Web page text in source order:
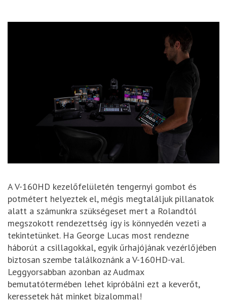
A V-160HD kezelőfelületén tengernyi gombot és
potmétert helyeztek el, mégis megtaláljuk pillanatok
alatt a számunkra szükségeset mert a Rolandtól
megszokott rendezettség így is könnyedén vezeti a
tekintetünket. Ha George Lucas most rendezne
háborút a csillagokkal, egyik űrhajójának vezérlőjében
biztosan szembe találkoznánk a V-160HD-val.
Leggyorsabban azonban az Audmax
bemutatótermében lehet kipróbálni ezt a keverőt,
keressetek hát minket bizalommal!